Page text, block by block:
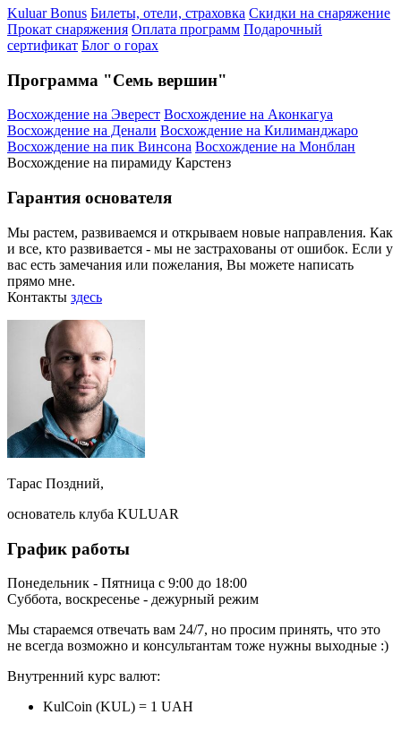
Kuluar Bonus Билеты, отели, страховка Скидки на снаряжение
Прокат снаряжения Оплата программ Подарочный
сертификат Блог о горах
Программа "Семь вершин"
Восхождение на Эверест Восхождение на Аконкагуа
Восхождение на Денали Восхождение на Килиманджаро
Восхождение на пик Винсона Восхождение на Монблан
Восхождение на пирамиду Карстенз
Гарантия основателя
Мы растем, развиваемся и открываем новые направления. Как
и все, кто развивается - мы не застрахованы от ошибок. Если у
вас есть замечания или пожелания, Вы можете написать
прямо мне.
Контакты здесь
Тарас Поздний,
основатель клуба KULUAR
График работы
Понедельник - Пятница с 9:00 до 18:00
Суббота, воскресенье - дежурный режим
Мы стараемся отвечать вам 24/7, но просим принять, что это
не всегда возможно и консультантам тоже нужны выходные :)
Внутренний курс валют:
KulCoin (KUL) = 1 UAH